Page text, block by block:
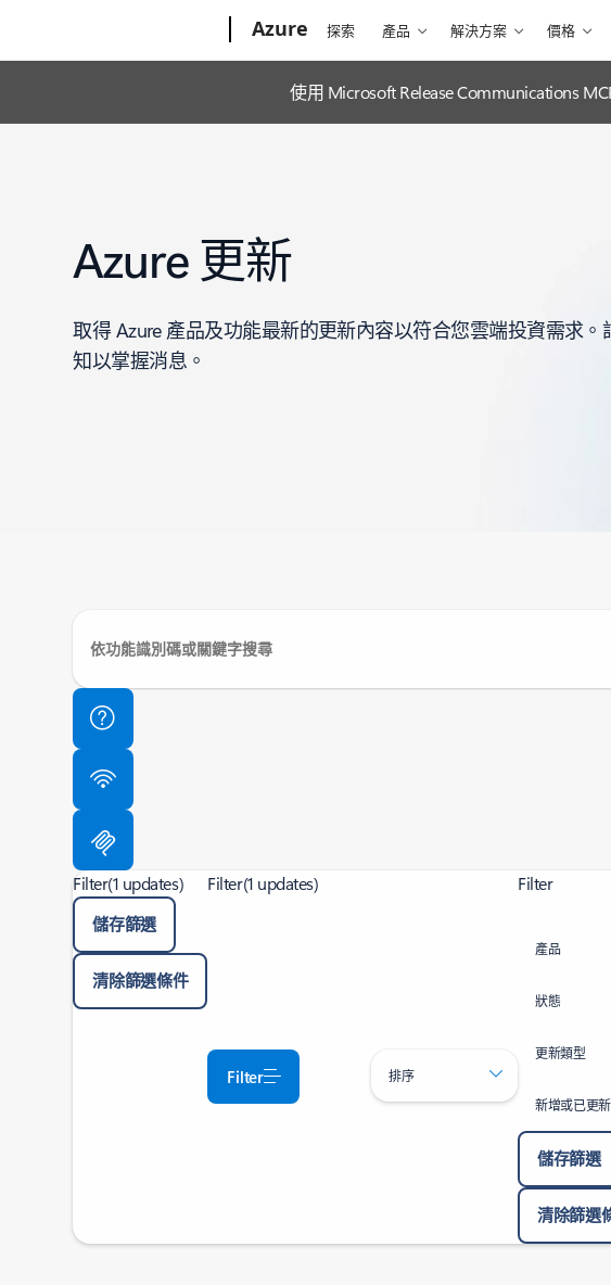
Azure 探索 產品 解決方案 價格
使用 Microsoft Release Communications
Azure 更新
取得 Azure 產品及功能最新的更新內容以符合您雲端投資需求。
知以掌握消息。
Filter(1 updates)
儲存篩選
清除篩選條件
Filter(1 updates)
Filter 排序
Filter
產品
狀態
更新類型
新增或已更新
儲存篩選
清除篩選